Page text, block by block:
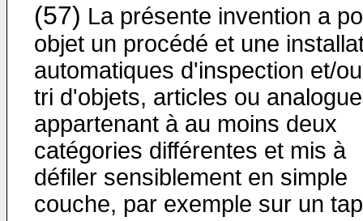
(57) La présente invention a
objet un procédé et une
automatiques d'inspection et/
tri d'objets, articles ou
appartenant à au moins deux
catégories différentes et mis à
défiler sensiblement en simple
couche, par exemple sur un